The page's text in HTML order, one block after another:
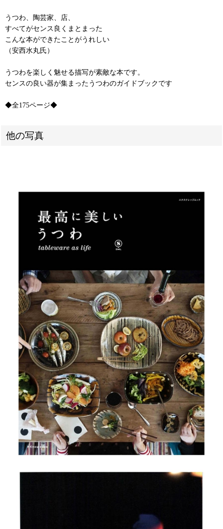
うつわ、陶芸家、店、
すべてがセンス良くまとまった
こんな本ができたことがうれしい
（安西水丸氏）
うつわを楽しく魅せる描写が素敵な本です。
センスの良い器が集まったうつわのガイドブックです
◆全175ページ◆
他の写真